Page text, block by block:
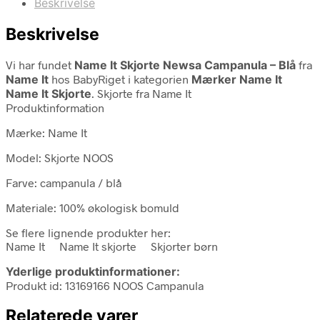
Beskrivelse
Beskrivelse
Vi har fundet Name It Skjorte Newsa Campanula – Blå fra
Name It hos BabyRiget i kategorien Mærker Name It
Name It Skjorte. Skjorte fra Name It
Produktinformation
Mærke: Name It
Model: Skjorte NOOS
Farve: campanula / blå
Materiale: 100% økologisk bomuld
Se flere lignende produkter her:
Name It Name It skjorte Skjorter børn
Yderlige produktinformationer:
Produkt id: 13169166 NOOS Campanula
Relaterede varer